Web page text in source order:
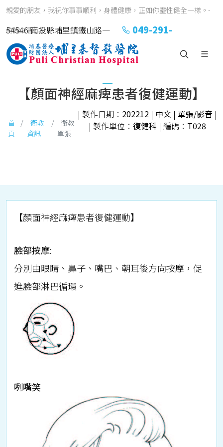
親愛的朋友，我祝你事事順利，身體健康，正如你靈性健全一樣。-
約翰三書1:2
54546 南投縣埔里鎮鐵山路一
號
049-291-
2151#2152
【顏面神經麻痺患者復健運動】
| 製作日期： 202212 | 中文 | 單張/影音 |
| 製作單位： 復健科 | 編碼： T028
首
頁
衛教
資訊
衛教
單張
【顏面神經麻痺患者復健運動】
臉部按摩:
分別由眼睛、鼻子、嘴巴、朝耳後方向按摩，促
進臉部淋巴循環。
咧嘴笑